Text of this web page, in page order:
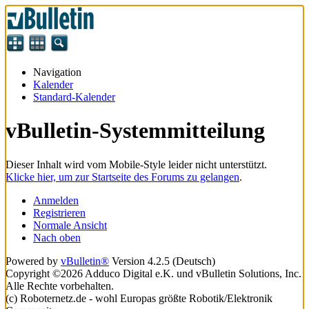
Navigation
Kalender
Standard-Kalender
vBulletin-Systemmitteilung
Dieser Inhalt wird vom Mobile-Style leider nicht unterstützt.
Klicke hier, um zur Startseite des Forums zu gelangen.
Anmelden
Registrieren
Normale Ansicht
Nach oben
Powered by vBulletin® Version 4.2.5 (Deutsch)
Copyright ©2026 Adduco Digital e.K. und vBulletin Solutions, Inc.
Alle Rechte vorbehalten.
(c) Roboternetz.de - wohl Europas größte Robotik/Elektronik